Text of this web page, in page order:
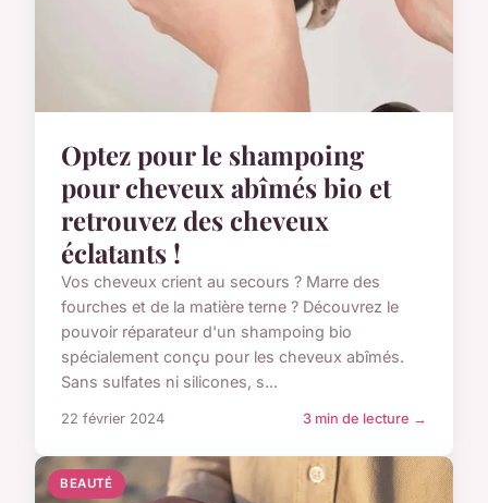
Optez pour le shampoing
pour cheveux abîmés bio et
retrouvez des cheveux
éclatants !
Vos cheveux crient au secours ? Marre des
fourches et de la matière terne ? Découvrez le
pouvoir réparateur d'un shampoing bio
spécialement conçu pour les cheveux abîmés.
Sans sulfates ni silicones, s...
22 février 2024 3 min de lecture →
BEAUTÉ